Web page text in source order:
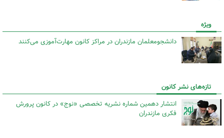
ویژه
دانشجومعلمان مازندران در مراکز کانون مهارت‌آموزی می‌کنند
تازه‌های نشر کانون
انتشار دهمین شماره نشریه تخصصی «نوج» در کانون پرورش
فکری مازندران